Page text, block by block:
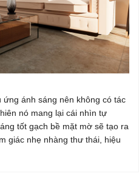
ánh sáng nên không có tác
nó mang lại cái nhìn tự
tốt gạch bề mặt mờ sẽ tạo ra
giác nhẹ nhàng thư thái, hiệu